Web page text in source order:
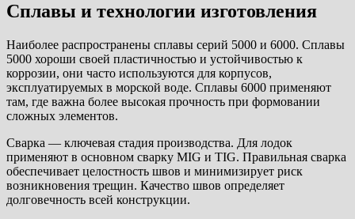
Сплавы и технологии изготовления
Наиболее распространены сплавы серий 5000 и 6000. Сплавы
5000 хороши своей пластичностью и устойчивостью к
коррозии, они часто используются для корпусов,
эксплуатируемых в морской воде. Сплавы 6000 применяют
там, где важна более высокая прочность при формовании
сложных элементов.
Сварка — ключевая стадия производства. Для лодок
применяют в основном сварку MIG и TIG. Правильная сварка
обеспечивает целостность швов и минимизирует риск
возникновения трещин. Качество швов определяет
долговечность всей конструкции.